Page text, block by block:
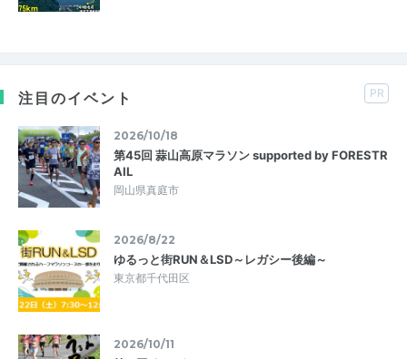
注目のイベント PR
2026/10/18
第45回 蒜山高原マラソン supported by FORESTR
AIL
岡山県真庭市
2026/8/22
ゆるっと街RUN＆LSD～レガシー後編～
東京都千代田区
2026/10/11